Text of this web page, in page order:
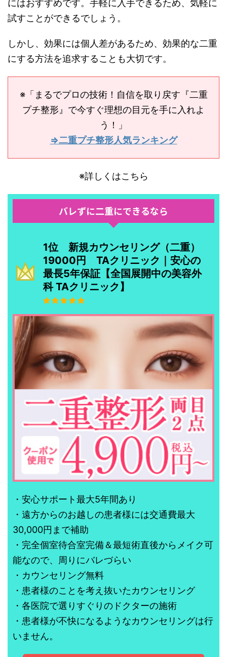
にはおすすめです。手軽に入手できるため、気軽に
試すことができるでしょう。
しかし、効果には個人差があるため、効果的な二重
にする方法を追求することも大切です。
※「まるでプロの技術！自信を取り戻す『二重
プチ整形』で今すぐ理想の目元を手に入れよ
う！」
⇒二重プチ整形人気ランキング
※詳しくはこちら
バレずに二重にできるなら
1位 新規カウンセリング（二重）
19000円 TAクリニック｜安心の
最長5年保証【全国展開中の美容外
科 TAクリニック】
・安心サポート最大5年間あり
・遠方からのお越しの患者様には交通費最大
30,000円まで補助
・完全個室待合室完備＆最短術直後からメイク可
能なので、周りにバレづらい
・カウンセリング無料
・患者様のことを考え抜いたカウンセリング
・各医院で選りすぐりのドクターの施術
・患者様が不快になるようなカウンセリングは行
いません。